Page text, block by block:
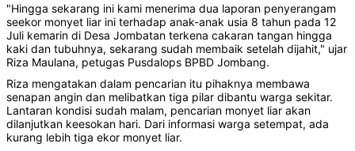
"Hingga sekarang ini kami menerima dua laporan penyerangam
seekor monyet liar ini terhadap anak-anak usia 8 tahun pada 12
Juli kemarin di Desa Jombatan terkena cakaran tangan hingga
kaki dan tubuhnya, sekarang sudah membaik setelah dijahit," ujar
Riza Maulana, petugas Pusdalops BPBD Jombang.
Riza mengatakan dalam pencarian itu pihaknya membawa
senapan angin dan melibatkan tiga pilar dibantu warga sekitar.
Lantaran kondisi sudah malam, pencarian monyet liar akan
dilanjutkan keesokan hari. Dari informasi warga setempat, ada
kurang lebih tiga ekor monyet liar.